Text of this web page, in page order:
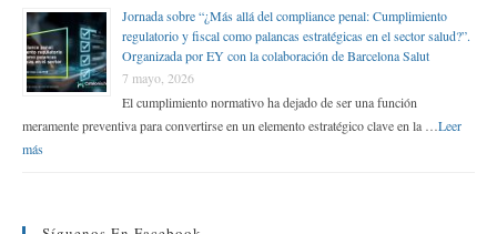
Jornada sobre “¿Más allá del compliance penal: Cumplimiento
regulatorio y fiscal como palancas estratégicas en el sector salud?”.
Organizada por EY con la colaboración de Barcelona Salut
7 mayo, 2026
El cumplimiento normativo ha dejado de ser una función
meramente preventiva para convertirse en un elemento estratégico clave en la … Leer
más